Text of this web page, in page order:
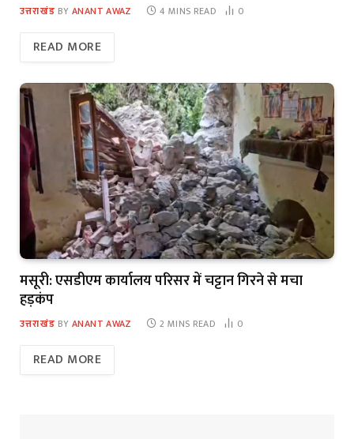
उत्तराखंड BY ANANT AWAZ 4 MINS READ 0
READ MORE
मसूरी: एसडीएम कार्यालय परिसर में चट्टान गिरने से मचा
हड़कंप
उत्तराखंड BY ANANT AWAZ 2 MINS READ 0
READ MORE